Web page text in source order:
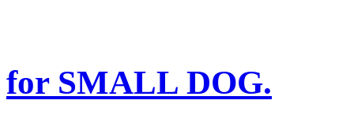
for SMALL DOG.